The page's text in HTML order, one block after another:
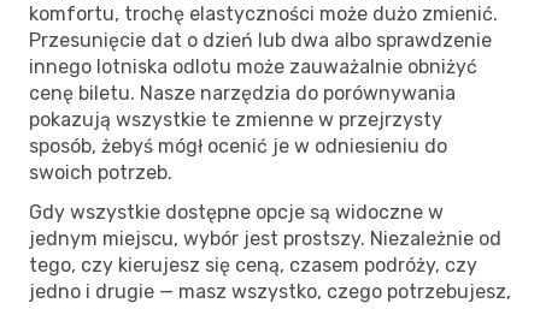
komfortu, trochę elastyczności może dużo zmienić.
Przesunięcie dat o dzień lub dwa albo sprawdzenie
innego lotniska odlotu może zauważalnie obniżyć
cenę biletu. Nasze narzędzia do porównywania
pokazują wszystkie te zmienne w przejrzysty
sposób, żebyś mógł ocenić je w odniesieniu do
swoich potrzeb.
Gdy wszystkie dostępne opcje są widoczne w
jednym miejscu, wybór jest prostszy. Niezależnie od
tego, czy kierujesz się ceną, czasem podróży, czy
jedno i drugie — masz wszystko, czego potrzebujesz,